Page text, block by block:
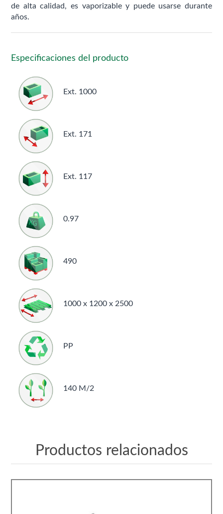
de alta calidad, es vaporizable y puede usarse durante
años.
Especificaciones del producto
Ext. 1000
Ext. 171
Ext. 117
0.97
490
1000 x 1200 x 2500
PP
140 M/2
Productos relacionados